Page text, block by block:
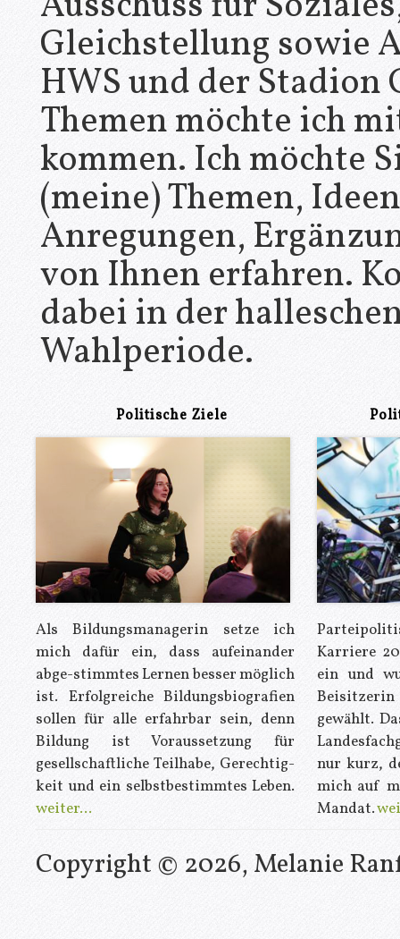
Gleichstellung sowie
HWS und der Stadion
Themen möchte ich
kommen. Ich möchte
(meine) Themen,
Anregungen,
von Ihnen erfahren.
dabei in der
Wahlperiode.
Politische Ziele
Als Bildungsmanagerin setze ich
mich dafür ein, dass aufeinander
abge-stimmtes Lernen besser möglich
ist. Erfolgreiche Bildungsbiografien
sollen für alle erfahrbar sein, denn
Bildung ist Voraussetzung für
gesellschaftliche Teilhabe, Gerechtig-
keit und ein selbstbestimmtes Leben.
weiter...
Karriere
ein und
gewählt.
nur kurz,
mich auf
Mandat.
Copyright © 2026, Melanie